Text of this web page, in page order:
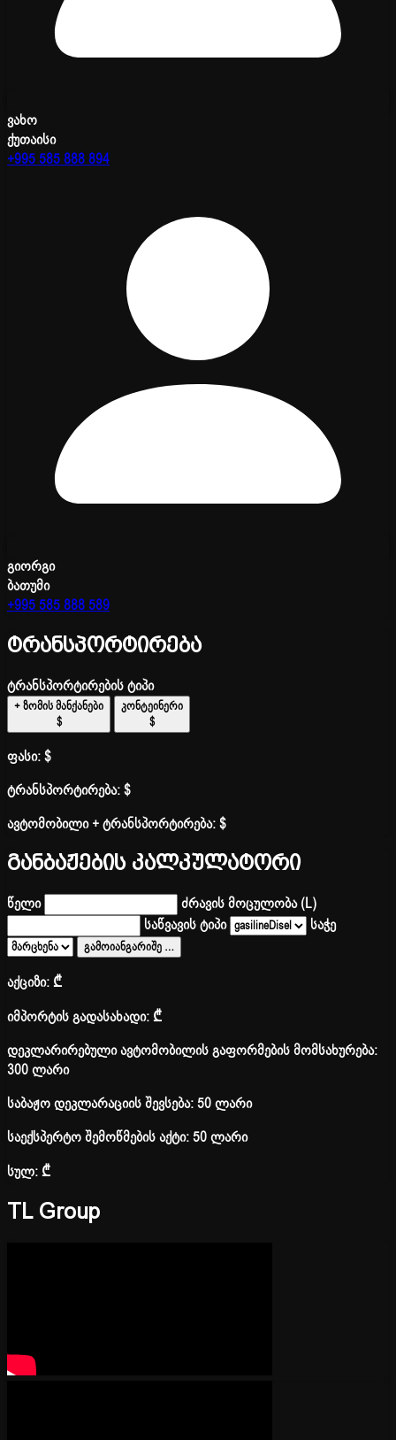
ვახო
ქუთაისი
+995 585 888 894
გიორგი
ბათუმი
+995 585 888 589
ტრანსპორტირება
ტრანსპორტირების ტიპი
+ ზომის მანქანები
$
კონტეინერი
$
ფასი:$
ტრანსპორტირება:$
ავტომობილი + ტრანსპორტირება:$
განბაჟების კალკულატორი
წელი
ძრავის მოცულობა (L)
საწვავის ტიპი
საჭე
გამოიანგარიშე …
აქციზი:₾
იმპორტის გადასახადი:₾
დეკლარირებული ავტომობილის გაფორმების მომსახურება:
300 ლარი
საბაჟო დეკლარაციის შევსება: 50 ლარი
საექსპერტო შემოწმების აქტი: 50 ლარი
სულ:₾
TL Group